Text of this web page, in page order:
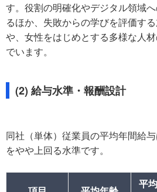
す。役割の明確化やデジタル領域
るほか、失敗からの学びを評価す
や、女性をはじめとする多様な人
でいます。
(2) 給与水準・報酬設計
同社（単体）従業員の平均年間給
をやや上回る水準です。
平